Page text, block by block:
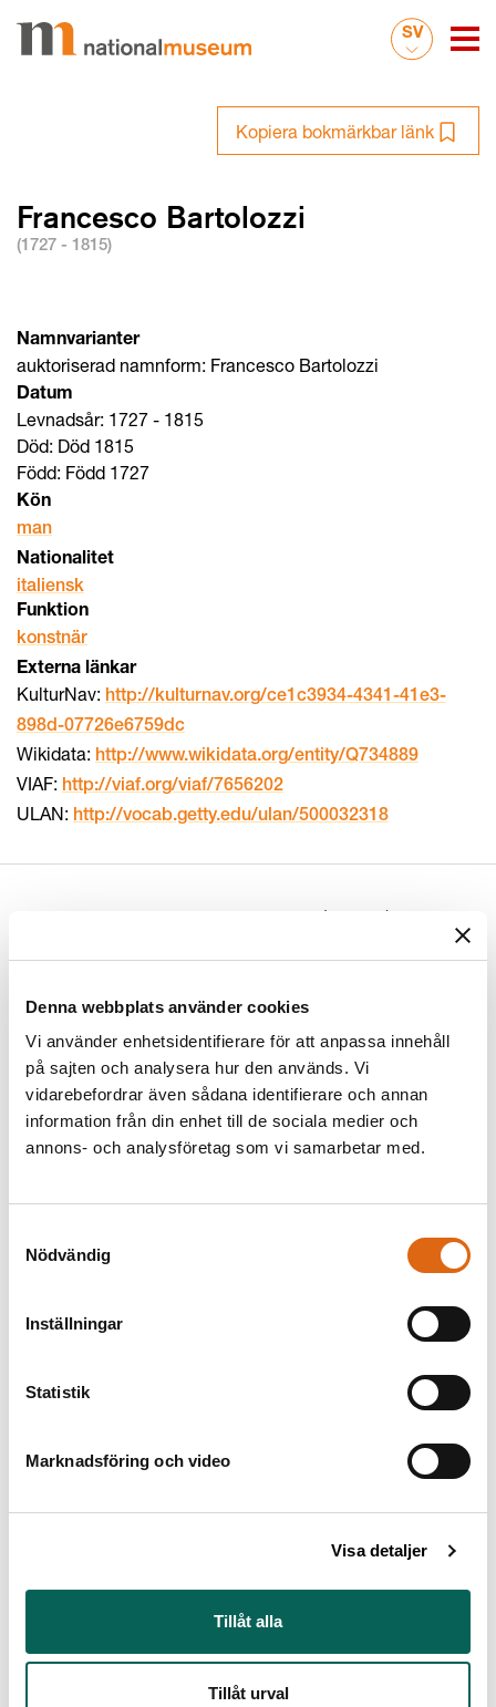
Denna webbplats använder cookies
Vi använder enhetsidentifierare för att anpassa innehåll
på sajten och analysera hur den används. Vi
vidarebefordrar även sådana identifierare och annan
information från din enhet till de sociala medier och
annons- och analysföretag som vi samarbetar med.
Nödvändig
Inställningar
Statistik
Marknadsföring och video
Visa detaljer
Tillåt alla
Tillåt urval
SV
Kopiera bokmärkbar länk
Francesco Bartolozzi
(1727 - 1815)
Namnvarianter
auktoriserad namnform: Francesco Bartolozzi
Datum
Levnadsår: 1727 - 1815
Död: Död 1815
Född: Född 1727
Kön
man
Nationalitet
italiensk
Funktion
konstnär
Externa länkar
KulturNav: http://kulturnav.org/ce1c3934-4341-41e3-
898d-07726e6759dc
Wikidata: http://www.wikidata.org/entity/Q734889
VIAF: http://viaf.org/viaf/7656202
ULAN: http://vocab.getty.edu/ulan/500032318
( )
Imitations of Original Drawings
by Hans Holbein in the
Francesco Bartolozzi (1727 - 1815)
Francesco Bartolozzi (1727 - 1815)
ipsi apparente benedicitur"
"Sima Virgo ab Angelo salutata"
Domenico Domenichino (egentl.